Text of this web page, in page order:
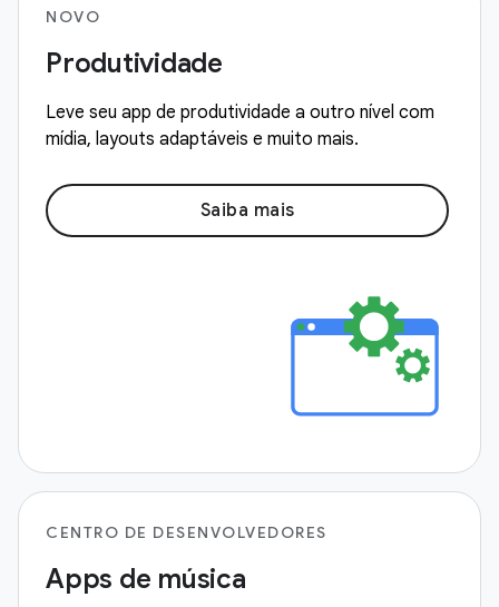
NOVO
Produtividade
Leve seu app de produtividade a outro nível com
mídia, layouts adaptáveis e muito mais.
Saiba mais
CENTRO DE DESENVOLVEDORES
Apps de música